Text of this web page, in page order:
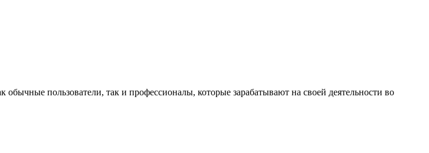
пользователи, так и профессионалы, которые зарабатывают на своей деятельности во